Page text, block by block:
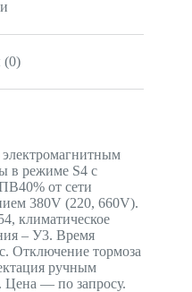
(0)
электромагнитным
в режиме S4 с
от сети
380V (220, 660V).
климатическое
– У3. Время
Отключение тормоза
ручным
Цена — по запросу.